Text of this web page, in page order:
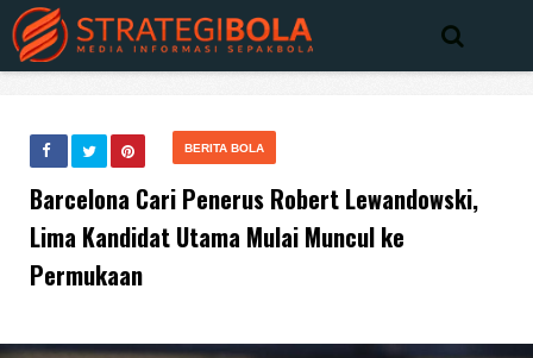
BERITA BOLA
Barcelona Cari Penerus Robert Lewandowski,
Lima Kandidat Utama Mulai Muncul ke
Permukaan